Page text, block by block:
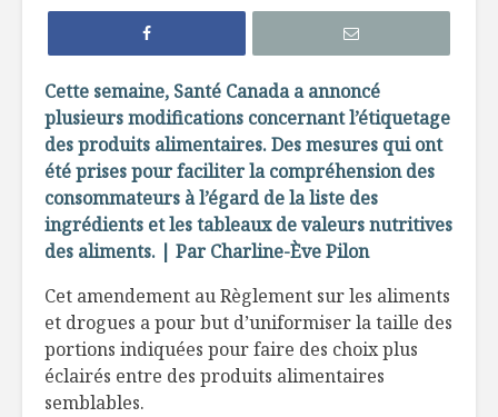
Cette semaine, Santé Canada a annoncé
plusieurs modifications concernant l’étiquetage
des produits alimentaires. Des mesures qui ont
été prises pour faciliter la compréhension des
consommateurs à l’égard de la liste des
ingrédients et les tableaux de valeurs nutritives
des aliments. | Par Charline-Ève Pilon
Cet amendement au Règlement sur les aliments
et drogues a pour but d’uniformiser la taille des
portions indiquées pour faire des choix plus
éclairés entre des produits alimentaires
semblables.
l’industriel
La découverte du
feu dans
l’évolution de la
cuisine
Ces farines
anciennes
au goût du jour
rappeler
La
: la
Spaghettis aux